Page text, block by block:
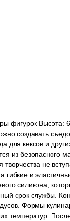
фигурок Высота:
создавать
для кексов и
из безопасного
не
гибкие и
силикона,
срок службы.
Формы
температур.